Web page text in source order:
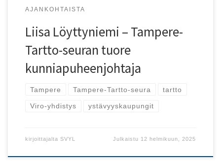
AJANKOHTAISTA
Liisa Löyttyniemi – Tampere-
Tartto-seuran tuore
kunniapuheenjohtaja
Tampere Tampere-Tartto-seura tartto
Viro-yhdistys ystävyyskaupungit
kirjoittajalta SVYL Julkaistu 12 helmikuun, 2025